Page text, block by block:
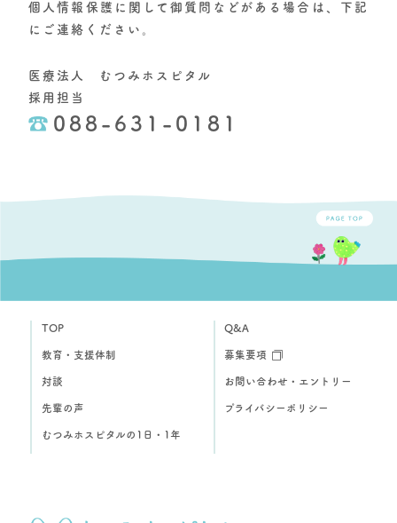
個人情報保護に関して御質問などがある場合は、下記
にご連絡ください。
医療法人 むつみホスピタル
採用担当
088-631-0181
TOP
教育・支援体制
対談
先輩の声
むつみホスピタルの1日・1年
Q&A
募集要項
お問い合わせ・エントリー
プライバシーポリシー